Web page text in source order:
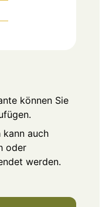
können Sie
auch
oder
werden.